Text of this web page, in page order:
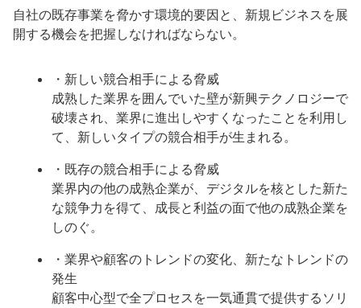
自社の既存事業を脅かす環境的要因と、新規ビジネスを展
開する機会を把握しなければならない。
・新しい競合相手による脅威
成熟した業界を囲んでいた壁が新興テクノロジーで
破壊され、業界に進出しやすくなったことを利用し
て、新しいタイプの競合相手が生まれる。
・既存の競合相手による脅威
業界内の他の成熟企業が、デジタルを核とした新た
な競争力を得て、成長と利益の面で他の成熟企業を
しのぐ。
・業界や顧客のトレンドの変化、新たなトレンドの
発生
顧客中心型で全プロセスを一気通貫で提供するソリ